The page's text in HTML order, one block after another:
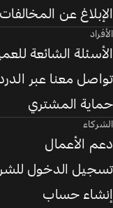
الإبلاغ عن المخالفات
الأفراد
الأسئلة الشائعة
تواصل معنا عبر
حماية المشتري
الشركاء
دعم الأعمال
تسجيل الدخول
إنشاء حساب